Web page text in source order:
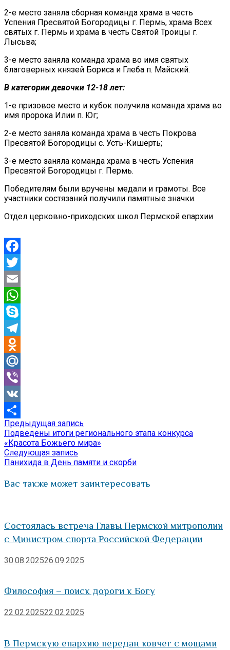
2-е место заняла сборная команда храма в честь
Успения Пресвятой Богородицы г. Пермь, храма Всех
святых г. Пермь и храма в честь Святой Троицы г.
Лысьва;
3-е место заняла команда храма во имя святых
благоверных князей Бориса и Глеба п. Майский.
В категории девочки 12-18 лет:
1-е призовое место и кубок получила команда храма во
имя пророка Илии п. Юг;
2-е место заняла команда храма в честь Покрова
Пресвятой Богородицы с. Усть-Кишерть;
3-е место заняла команда храма в честь Успения
Пресвятой Богородицы г. Пермь.
Победителям были вручены медали и грамоты. Все
участники состязаний получили памятные значки.
Отдел церковно-приходских школ Пермской епархии
Facebook
Twitter
Email
WhatsApp
Skype
Telegram
Odnoklassniki
Mail.Ru
Viber
VK
Отправить
Навигация
по
записям
Предыдущая запись
запись:
Подведены итоги регионального этапа конкурса
«Красота Божьего мира»
Следующая запись
запись:
Панихида в День памяти и скорби
Вас также может заинтересовать
Состоялась встреча Главы Пермской митрополии
с Министром спорта Российской Федерации
30.08.202526.09.2025
Философия – поиск дороги к Богу
22.02.202522.02.2025
В Пермскую епархию передан ковчег с мощами